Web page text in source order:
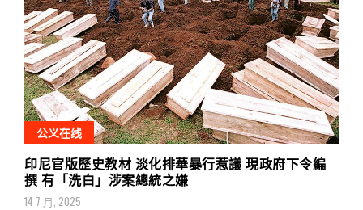
公义在线
印尼官版歷史教材 淡化排華暴行惹議 現政府下令編
撰 有「洗白」涉案總統之嫌
14 7 月, 2025